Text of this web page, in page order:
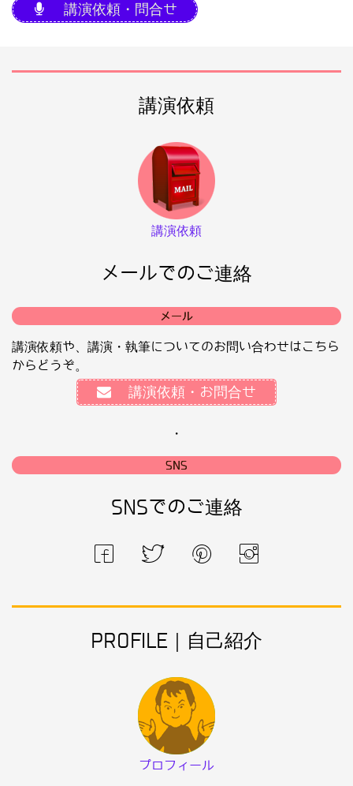
講演依頼・問合せ
講演依頼
講演依頼
メールでのご連絡
メール
講演依頼や、講演・執筆についてのお問い合わせはこちら
からどうぞ。
講演依頼・お問合せ
・
SNS
SNSでのご連絡
PROFILE｜自己紹介
プロフィール